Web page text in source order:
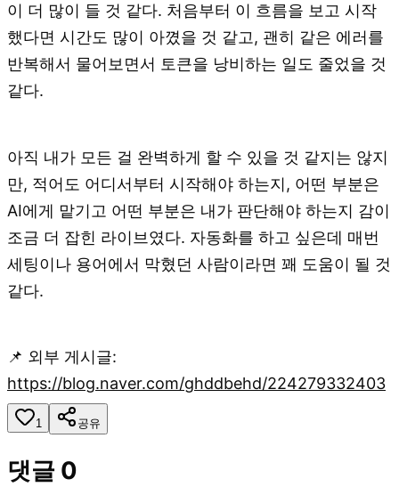
이 더 많이 들 것 같다. 처음부터 이 흐름을 보고 시작
했다면 시간도 많이 아꼈을 것 같고, 괜히 같은 에러를
반복해서 물어보면서 토큰을 낭비하는 일도 줄었을 것
같다.
아직 내가 모든 걸 완벽하게 할 수 있을 것 같지는 않지
만, 적어도 어디서부터 시작해야 하는지, 어떤 부분은
AI에게 맡기고 어떤 부분은 내가 판단해야 하는지 감이
조금 더 잡힌 라이브였다. 자동화를 하고 싶은데 매번
세팅이나 용어에서 막혔던 사람이라면 꽤 도움이 될 것
같다.
📌 외부 게시글:
https://blog.naver.com/ghddbehd/224279332403
1 공유
댓글 0